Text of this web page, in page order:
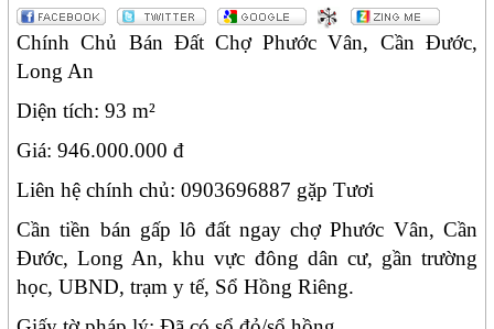
Chính Chủ Bán Đất Chợ Phước Vân, Cần Đước,
Long An
Diện tích: 93 m²
Giá: 946.000.000 đ
Liên hệ chính chủ: 0903696887 gặp Tươi
Cần tiền bán gấp lô đất ngay chợ Phước Vân, Cần
Đước, Long An, khu vực đông dân cư, gần trường
học, UBND, trạm y tế, Sổ Hồng Riêng.